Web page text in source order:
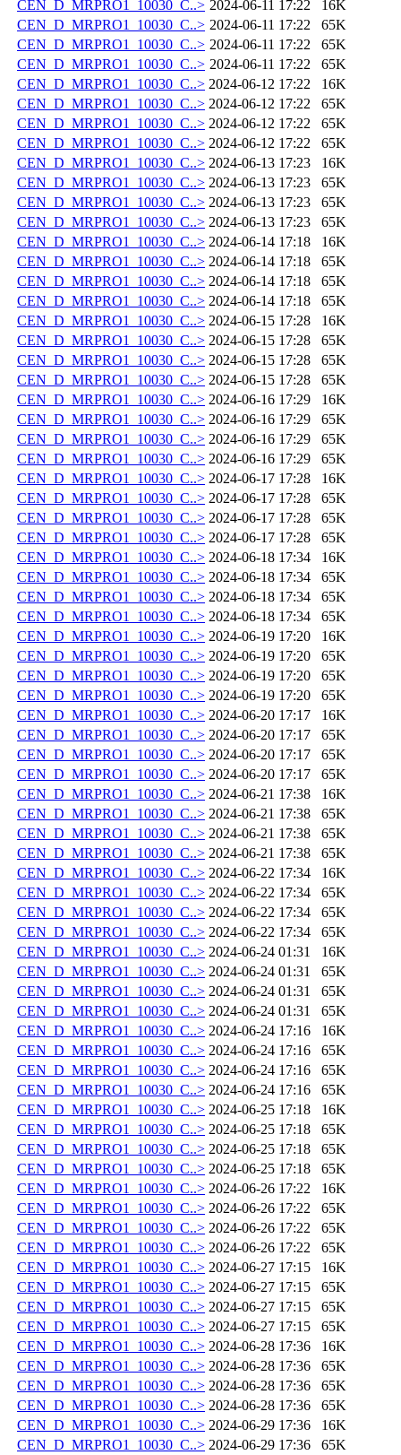
CEN_D_MRPRO1_10030_C..> 2024-06-11 17:22
16K
CEN_D_MRPRO1_10030_C..> 2024-06-11 17:22
65K
CEN_D_MRPRO1_10030_C..> 2024-06-11 17:22
65K
CEN_D_MRPRO1_10030_C..> 2024-06-11 17:22
65K
CEN_D_MRPRO1_10030_C..> 2024-06-12 17:22
16K
CEN_D_MRPRO1_10030_C..> 2024-06-12 17:22
65K
CEN_D_MRPRO1_10030_C..> 2024-06-12 17:22
65K
CEN_D_MRPRO1_10030_C..> 2024-06-12 17:22
65K
CEN_D_MRPRO1_10030_C..> 2024-06-13 17:23
16K
CEN_D_MRPRO1_10030_C..> 2024-06-13 17:23
65K
CEN_D_MRPRO1_10030_C..> 2024-06-13 17:23
65K
CEN_D_MRPRO1_10030_C..> 2024-06-13 17:23
65K
CEN_D_MRPRO1_10030_C..> 2024-06-14 17:18
16K
CEN_D_MRPRO1_10030_C..> 2024-06-14 17:18
65K
CEN_D_MRPRO1_10030_C..> 2024-06-14 17:18
65K
CEN_D_MRPRO1_10030_C..> 2024-06-14 17:18
65K
CEN_D_MRPRO1_10030_C..> 2024-06-15 17:28
16K
CEN_D_MRPRO1_10030_C..> 2024-06-15 17:28
65K
CEN_D_MRPRO1_10030_C..> 2024-06-15 17:28
65K
CEN_D_MRPRO1_10030_C..> 2024-06-15 17:28
65K
CEN_D_MRPRO1_10030_C..> 2024-06-16 17:29
16K
CEN_D_MRPRO1_10030_C..> 2024-06-16 17:29
65K
CEN_D_MRPRO1_10030_C..> 2024-06-16 17:29
65K
CEN_D_MRPRO1_10030_C..> 2024-06-16 17:29
65K
CEN_D_MRPRO1_10030_C..> 2024-06-17 17:28
16K
CEN_D_MRPRO1_10030_C..> 2024-06-17 17:28
65K
CEN_D_MRPRO1_10030_C..> 2024-06-17 17:28
65K
CEN_D_MRPRO1_10030_C..> 2024-06-17 17:28
65K
CEN_D_MRPRO1_10030_C..> 2024-06-18 17:34
16K
CEN_D_MRPRO1_10030_C..> 2024-06-18 17:34
65K
CEN_D_MRPRO1_10030_C..> 2024-06-18 17:34
65K
CEN_D_MRPRO1_10030_C..> 2024-06-18 17:34
65K
CEN_D_MRPRO1_10030_C..> 2024-06-19 17:20
16K
CEN_D_MRPRO1_10030_C..> 2024-06-19 17:20
65K
CEN_D_MRPRO1_10030_C..> 2024-06-19 17:20
65K
CEN_D_MRPRO1_10030_C..> 2024-06-19 17:20
65K
CEN_D_MRPRO1_10030_C..> 2024-06-20 17:17
16K
CEN_D_MRPRO1_10030_C..> 2024-06-20 17:17
65K
CEN_D_MRPRO1_10030_C..> 2024-06-20 17:17
65K
CEN_D_MRPRO1_10030_C..> 2024-06-20 17:17
65K
CEN_D_MRPRO1_10030_C..> 2024-06-21 17:38
16K
CEN_D_MRPRO1_10030_C..> 2024-06-21 17:38
65K
CEN_D_MRPRO1_10030_C..> 2024-06-21 17:38
65K
CEN_D_MRPRO1_10030_C..> 2024-06-21 17:38
65K
CEN_D_MRPRO1_10030_C..> 2024-06-22 17:34
16K
CEN_D_MRPRO1_10030_C..> 2024-06-22 17:34
65K
CEN_D_MRPRO1_10030_C..> 2024-06-22 17:34
65K
CEN_D_MRPRO1_10030_C..> 2024-06-22 17:34
65K
CEN_D_MRPRO1_10030_C..> 2024-06-24 01:31
16K
CEN_D_MRPRO1_10030_C..> 2024-06-24 01:31
65K
CEN_D_MRPRO1_10030_C..> 2024-06-24 01:31
65K
CEN_D_MRPRO1_10030_C..> 2024-06-24 01:31
65K
CEN_D_MRPRO1_10030_C..> 2024-06-24 17:16
16K
CEN_D_MRPRO1_10030_C..> 2024-06-24 17:16
65K
CEN_D_MRPRO1_10030_C..> 2024-06-24 17:16
65K
CEN_D_MRPRO1_10030_C..> 2024-06-24 17:16
65K
CEN_D_MRPRO1_10030_C..> 2024-06-25 17:18
16K
CEN_D_MRPRO1_10030_C..> 2024-06-25 17:18
65K
CEN_D_MRPRO1_10030_C..> 2024-06-25 17:18
65K
CEN_D_MRPRO1_10030_C..> 2024-06-25 17:18
65K
CEN_D_MRPRO1_10030_C..> 2024-06-26 17:22
16K
CEN_D_MRPRO1_10030_C..> 2024-06-26 17:22
65K
CEN_D_MRPRO1_10030_C..> 2024-06-26 17:22
65K
CEN_D_MRPRO1_10030_C..> 2024-06-26 17:22
65K
CEN_D_MRPRO1_10030_C..> 2024-06-27 17:15
16K
CEN_D_MRPRO1_10030_C..> 2024-06-27 17:15
65K
CEN_D_MRPRO1_10030_C..> 2024-06-27 17:15
65K
CEN_D_MRPRO1_10030_C..> 2024-06-27 17:15
65K
CEN_D_MRPRO1_10030_C..> 2024-06-28 17:36
16K
CEN_D_MRPRO1_10030_C..> 2024-06-28 17:36
65K
CEN_D_MRPRO1_10030_C..> 2024-06-28 17:36
65K
CEN_D_MRPRO1_10030_C..> 2024-06-28 17:36
65K
CEN_D_MRPRO1_10030_C..> 2024-06-29 17:36
16K
CEN_D_MRPRO1_10030_C..> 2024-06-29 17:36
65K